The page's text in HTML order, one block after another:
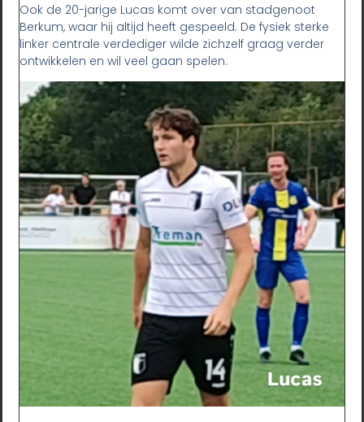
Ook de 20-jarige Lucas komt over van stadgenoot
Berkum, waar hij altijd heeft gespeeld. De fysiek sterke
linker centrale verdediger wilde zichzelf graag verder
ontwikkelen en wil veel gaan spelen.